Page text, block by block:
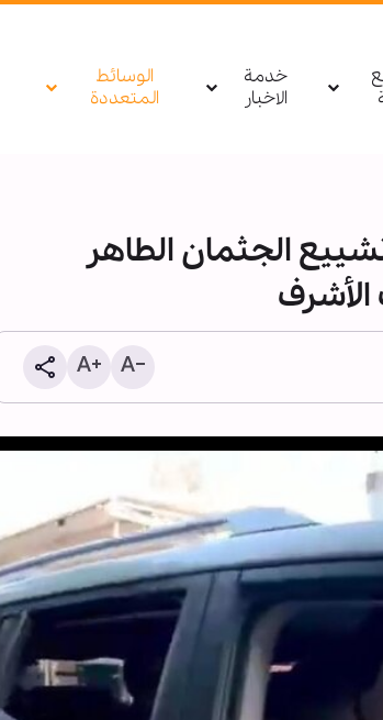
خدمة
الاخبار
الوسائط
المتعددة
الجثمان الطاهر
مصدر يمني: أي تحرك لقوات من
السعودية باتجاه اليمن أو العكس